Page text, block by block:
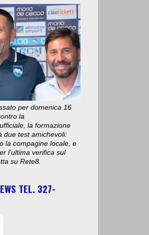
per domenica 16
la
la formazione
due test amichevoli:
la compagine locale, e
l’ultima verifica sul
su Rete8.
TEL. 327-